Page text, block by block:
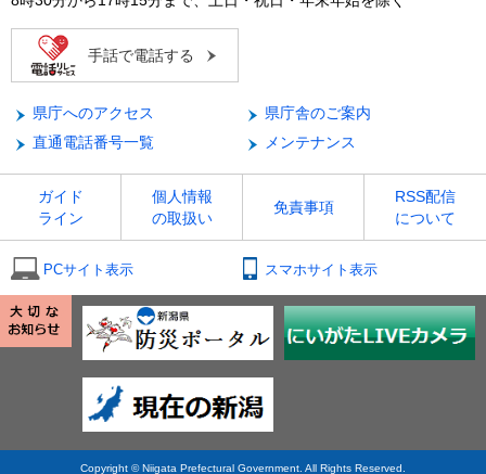
手話で電話する
県庁へのアクセス
県庁舎のご案内
直通電話番号一覧
メンテナンス
ガイド
ライン
個人情報
の取扱い
免責事項
RSS配信
について
PCサイト表示 スマホサイト表示
Copyright © Niigata Prefectural Government. All Rights Reserved.